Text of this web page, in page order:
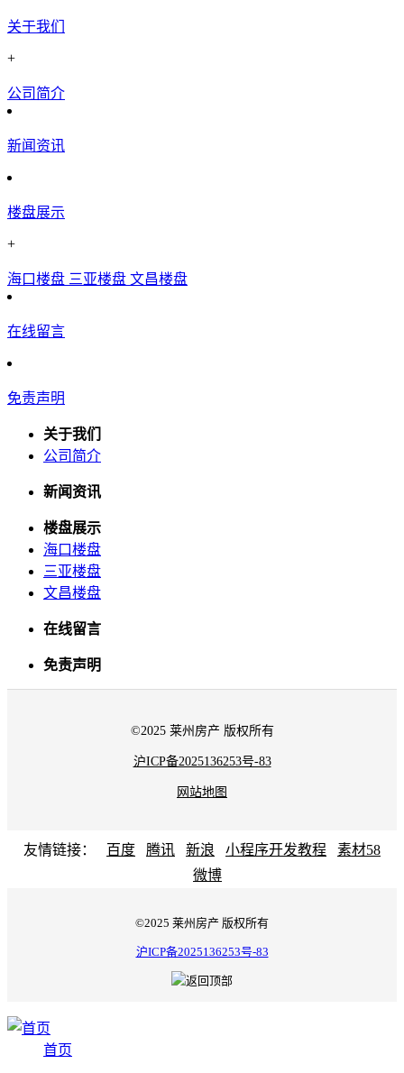
关于我们
+
公司简介
新闻资讯
楼盘展示
+
海口楼盘 三亚楼盘 文昌楼盘
在线留言
免责声明
关于我们
公司简介
新闻资讯
楼盘展示
海口楼盘
三亚楼盘
文昌楼盘
在线留言
免责声明
©2025 莱州房产 版权所有
沪ICP备2025136253号-83
网站地图
友情链接： 百度 腾讯 新浪 小程序开发教程
素材58
微博
©2025 莱州房产 版权所有
沪ICP备2025136253号-83
首页